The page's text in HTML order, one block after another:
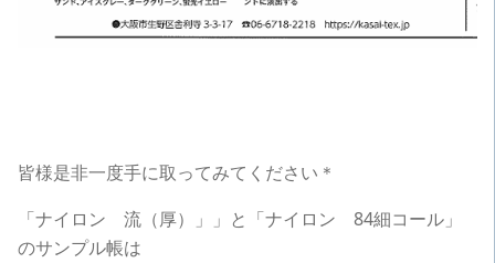
皆様是非一度手に取ってみてください＊
「ナイロン 流（厚）」」と「ナイロン 84細コール」
のサンプル帳は